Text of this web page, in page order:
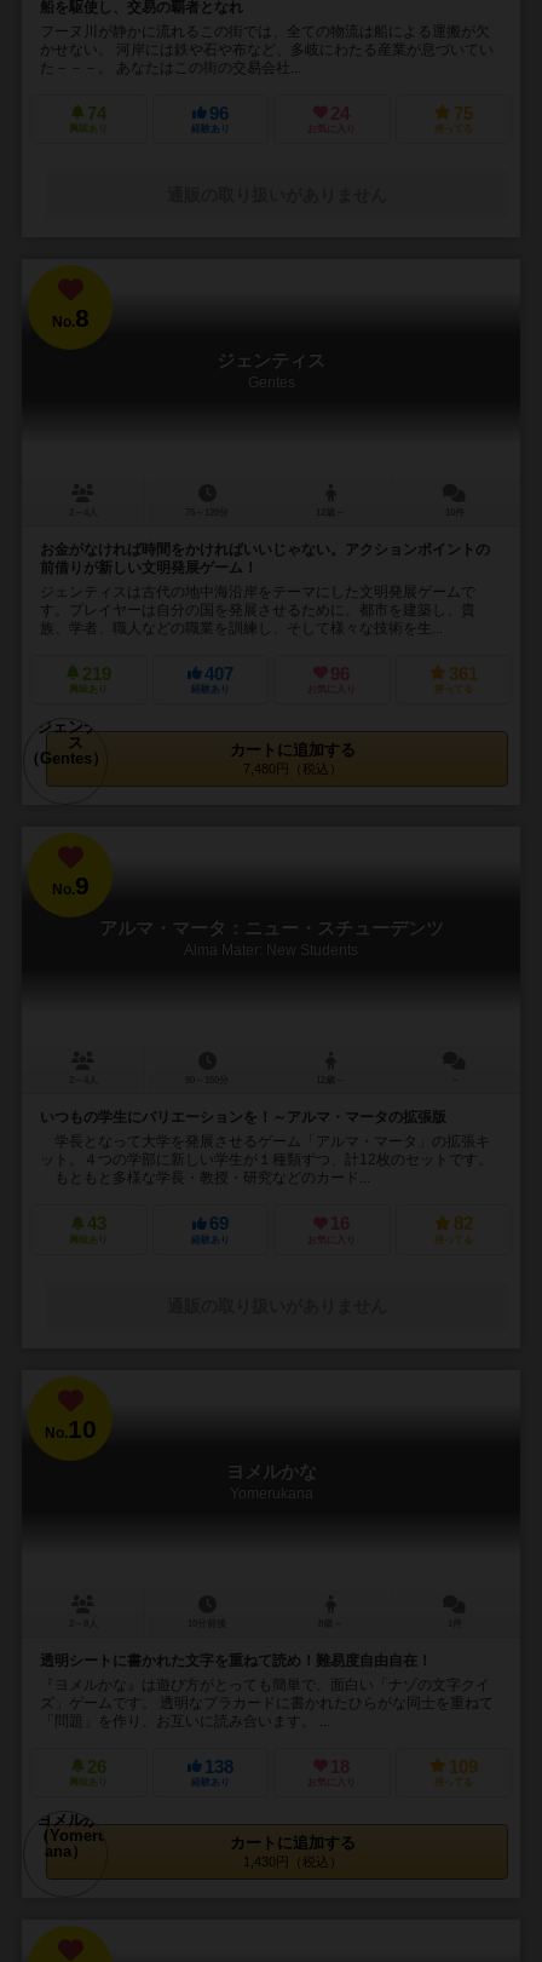
船を駆使し、交易の覇者となれ
フーヌ川が静かに流れるこの街では、全ての物流は船による運搬が欠
かせない。 河岸には鉄や石や布など、多岐にわたる産業が息づいてい
た－－－。 あなたはこの街の交易会社...
74
興味あり
96
経験あり
24
お気に入り
75
持ってる
No.8
ジェンティス
Gentes
お金がなければ時間をかければいいじゃない。アクションポイントの
前借りが新しい文明発展ゲーム！
ジェンティスは古代の地中海沿岸をテーマにした文明発展ゲームで
す。プレイヤーは自分の国を発展させるために、都市を建築し、貴
族、学者、職人などの職業を訓練し、そして様々な技術を生...
219
興味あり
407
経験あり
96
お気に入り
361
持ってる
カートに追加する
7,480円（税込）
No.9
アルマ・マータ：ニュー・スチューデンツ
Alma Mater: New Students
いつもの学生にバリエーションを！～アルマ・マータの拡張版
学長となって大学を発展させるゲーム「アルマ・マータ」の拡張キ
ット。４つの学部に新しい学生が１種類ずつ、計12枚のセットです。
もともと多様な学長・教授・研究などのカード...
43
興味あり
69
経験あり
16
お気に入り
82
持ってる
No. 10
ヨメルかな
Yomerukana
透明シートに書かれた文字を重ねて読め！難易度自由自在！
『ヨメルかな』は遊び方がとっても簡単で、面白い「ナゾの文字クイ
ズ」ゲームです。 透明なプラカードに書かれたひらがな同士を重ねて
「問題」を作り、お互いに読み合います。 ...
26
興味あり
138
経験あり
18
お気に入り
109
持ってる
カートに追加する
1,430円（税込）